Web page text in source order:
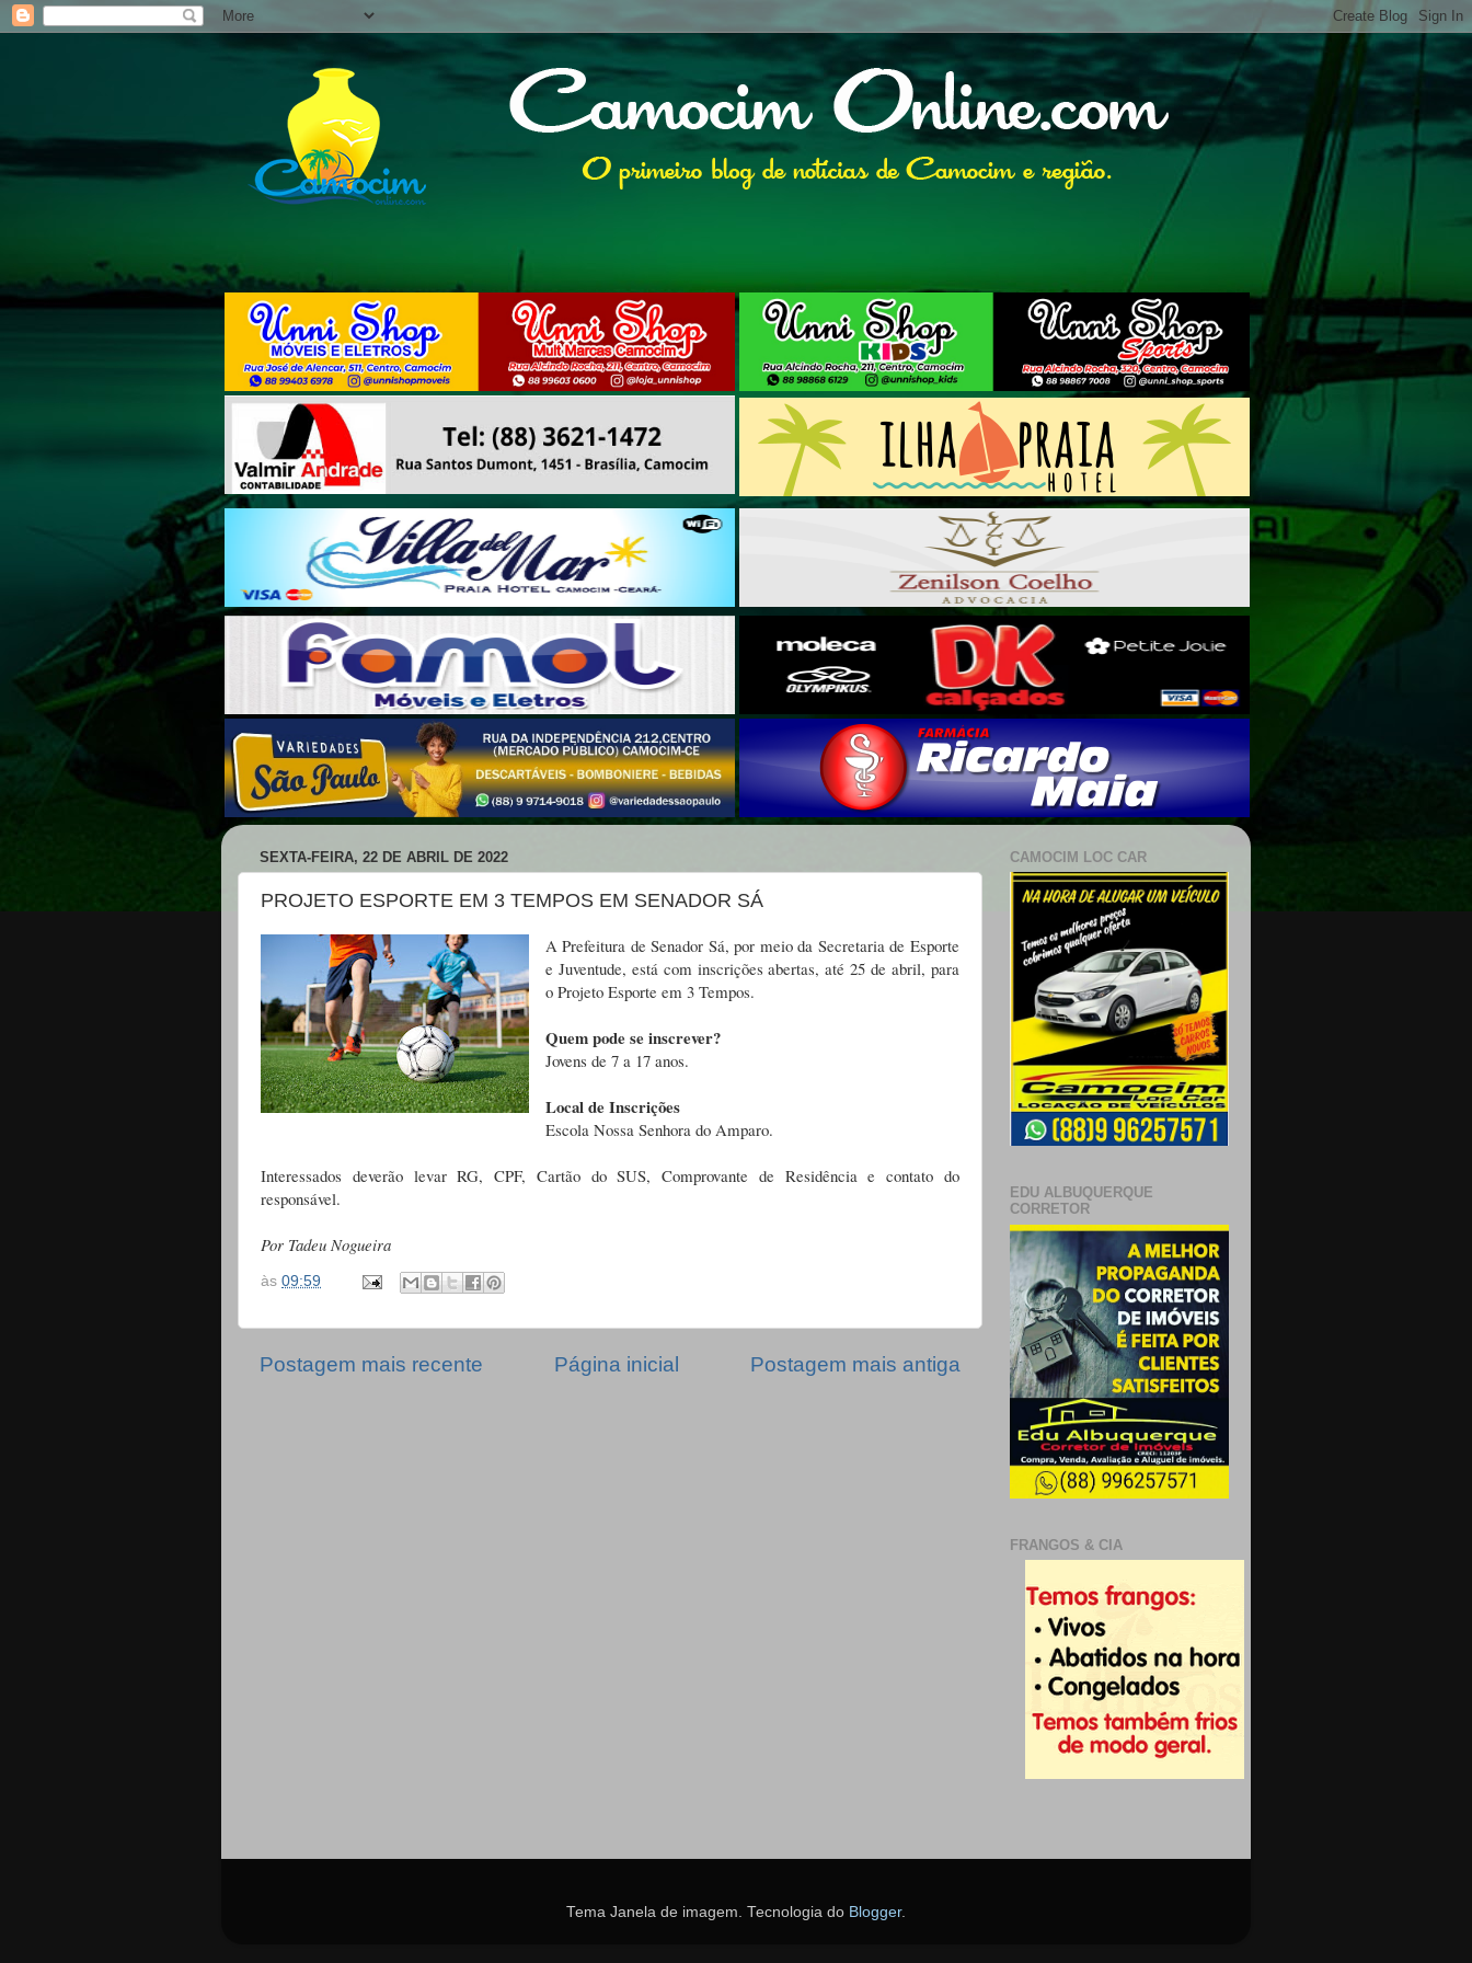
SEXTA-FEIRA, 22 DE ABRIL DE 2022
PROJETO ESPORTE EM 3 TEMPOS EM SENADOR SÁ
A Prefeitura de Senador Sá, por meio da Secretaria de Esporte
e Juventude, está com inscrições abertas, até 25 de abril, para
o Projeto Esporte em 3 Tempos.
Quem pode se inscrever?
Jovens de 7 a 17 anos.
Local de Inscrições
Escola Nossa Senhora do Amparo.
Interessados deverão levar RG, CPF, Cartão do SUS, Comprovante de Residência e contato do
responsável.
Por Tadeu Nogueira
às 09:59
Postagem mais recente Postagem mais antiga
Página inicial
CAMOCIM LOC CAR
EDU ALBUQUERQUE
CORRETOR
FRANGOS & CIA
Tema Janela de imagem. Tecnologia do Blogger.